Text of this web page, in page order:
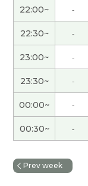
不好意思回信
女性 )
谢谢您的课。
待。这个坏经
謝謝
五个兄弟。旅
下次见吧。
22:00~ -
22:30~ -
23:00~ -
23:30~ -
00:00~ -
00:30~ -
Prev week